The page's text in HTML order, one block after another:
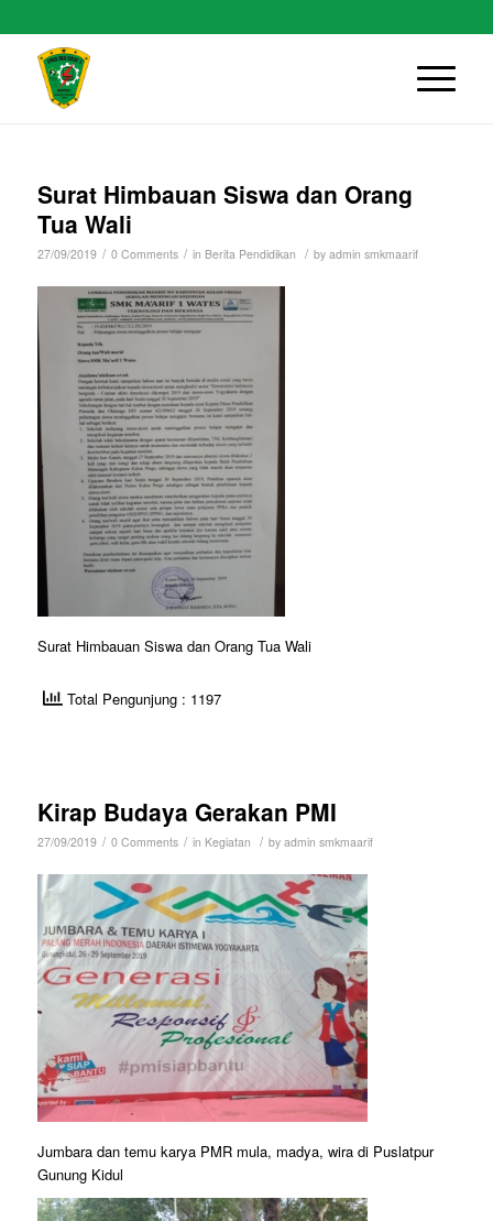
Surat Himbauan Siswa dan Orang
Tua Wali
27/09/2019 / 0 Comments / in Berita Pendidikan / by admin smkmaarif
Surat Himbauan Siswa dan Orang Tua Wali
Total Pengunjung : 1197
Kirap Budaya Gerakan PMI
27/09/2019 / 0 Comments / in Kegiatan / by admin smkmaarif
Jumbara dan temu karya PMR mula, madya, wira di Puslatpur
Gunung Kidul